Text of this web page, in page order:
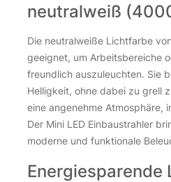
neutralweiß
Die neutralweiße Lichtfarbe
geeignet, um Arbeitsbereiche
freundlich auszuleuchten. Sie
Helligkeit, ohne dabei zu grell
eine angenehme Atmosphäre,
Der Mini LED Einbaustrahler
moderne und funktionale
Energiesparende